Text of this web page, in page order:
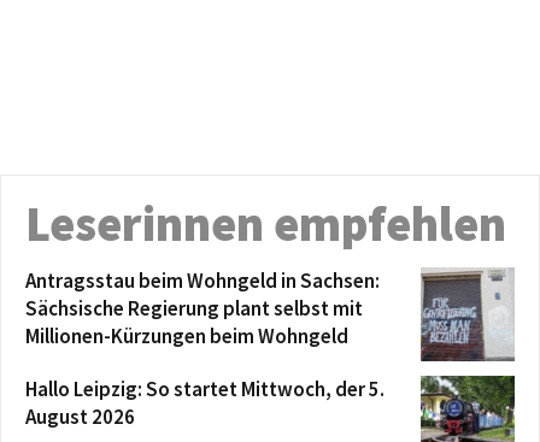
Leserinnen empfehlen
Antragsstau beim Wohngeld in Sachsen:
Sächsische Regierung plant selbst mit
Millionen-Kürzungen beim Wohngeld
Hallo Leipzig: So startet Mittwoch, der 5.
August 2026